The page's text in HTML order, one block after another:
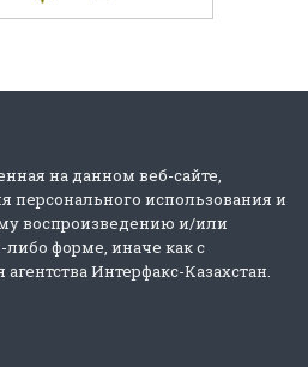
на данном веб-сайте,
персонального использования и
воспроизведению и/или
форме, иначе как с
Интерфакс-Казахстан.